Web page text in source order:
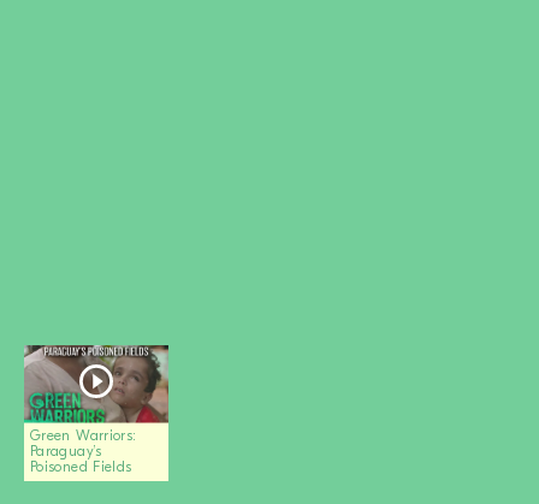
Green Warriors:
Paraguay’s
Poisoned Fields
Film-Kits
Login